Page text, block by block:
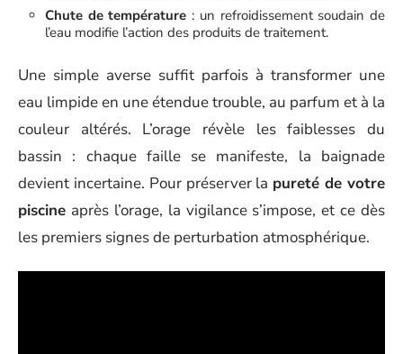
Chute de température : un refroidissement soudain de
l’eau modifie l’action des produits de traitement.
Une simple averse suffit parfois à transformer une
eau limpide en une étendue trouble, au parfum et à la
couleur altérés. L’orage révèle les faiblesses du
bassin : chaque faille se manifeste, la baignade
devient incertaine. Pour préserver la pureté de votre
piscine après l’orage, la vigilance s’impose, et ce dès
les premiers signes de perturbation atmosphérique.